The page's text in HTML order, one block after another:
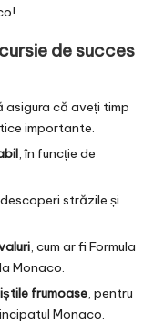
de succes
asigura că aveți timp
importante.
, în funcție de
străzile și
, cum ar fi Formula
Monaco.
frumoase, pentru
Monaco.